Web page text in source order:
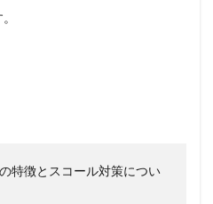
特徴とスコール対策につい